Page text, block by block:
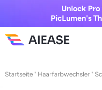
Unlock Pro
PicLumen's
Startseite " Haarfarbwechsler "